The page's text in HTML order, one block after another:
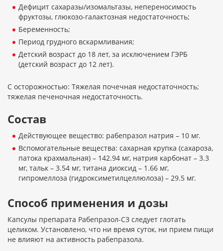
Дефицит сахаразы/изомальтазы, непереносимость
фруктозы, глюкозо-галактозная недостаточность;
Беременность;
Период грудного вскармливания;
Детский возраст до 18 лет, за исключением ГЭРБ
(детский возраст до 12 лет).
С осторожностью: Тяжелая почечная недостаточность;
тяжелая печеночная недостаточность.
Состав
Действующее вещество: рабепразол натрия – 10 мг.
Вспомогательные вещества: сахарная крупка (сахароза,
патока крахмальная) – 142.94 мг, натрия карбонат – 3.3
мг, тальк – 3.54 мг, титана диоксид – 1.66 мг,
гипромеллоза (гидроксиметилцеллюлоза) – 29.5 мг.
Способ применения и дозы
Капсулы препарата Рабепразол-СЗ следует глотать
целиком. Установлено, что ни время суток, ни прием пищи
не влияют на активность рабепразола.